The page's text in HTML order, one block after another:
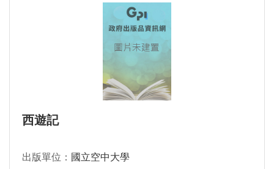
西遊記
出版單位： 國立空中大學